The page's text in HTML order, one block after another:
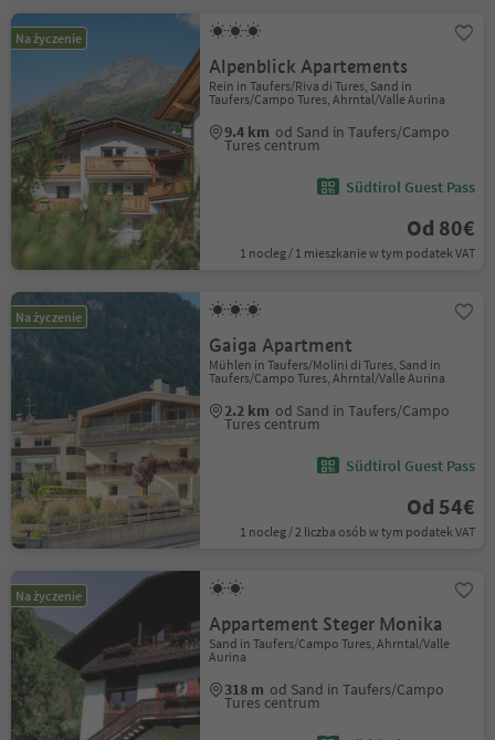
Na życzenie
Alpenblick Apartements
Rein in Taufers/Riva di Tures, Sand in
Taufers/Campo Tures, Ahrntal/Valle Aurina
9.4 km od Sand in Taufers/Campo
Tures centrum
Südtirol Guest Pass
Od 80€
1 nocleg / 1 mieszkanie w tym podatek VAT
Na życzenie
Gaiga Apartment
Mühlen in Taufers/Molini di Tures, Sand in
Taufers/Campo Tures, Ahrntal/Valle Aurina
2.2 km od Sand in Taufers/Campo
Tures centrum
Südtirol Guest Pass
Od 54€
1 nocleg / 2 liczba osób w tym podatek VAT
Na życzenie
Appartement Steger Monika
Sand in Taufers/Campo Tures, Ahrntal/Valle
Aurina
318 m od Sand in Taufers/Campo
Tures centrum